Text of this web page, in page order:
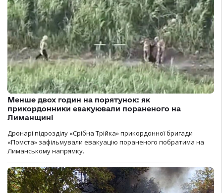
Менше двох годин на порятунок: як
прикордонники евакуювали пораненого на
Лиманщині
Дронарі підрозділу «Срібна Трійка» прикордонної бригади
«Помста» зафільмували евакуацію пораненого побратима на
Лиманському напрямку.